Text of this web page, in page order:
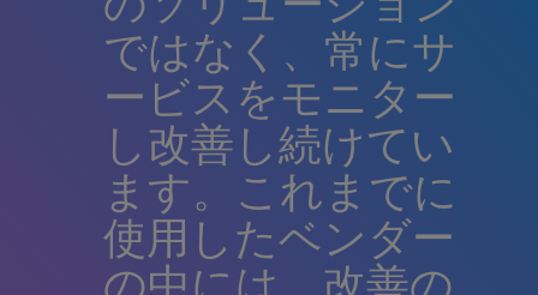
ではなく、常にサ
ービスをモニター
し改善し続けてい
ます。これまでに
使用したベンダー